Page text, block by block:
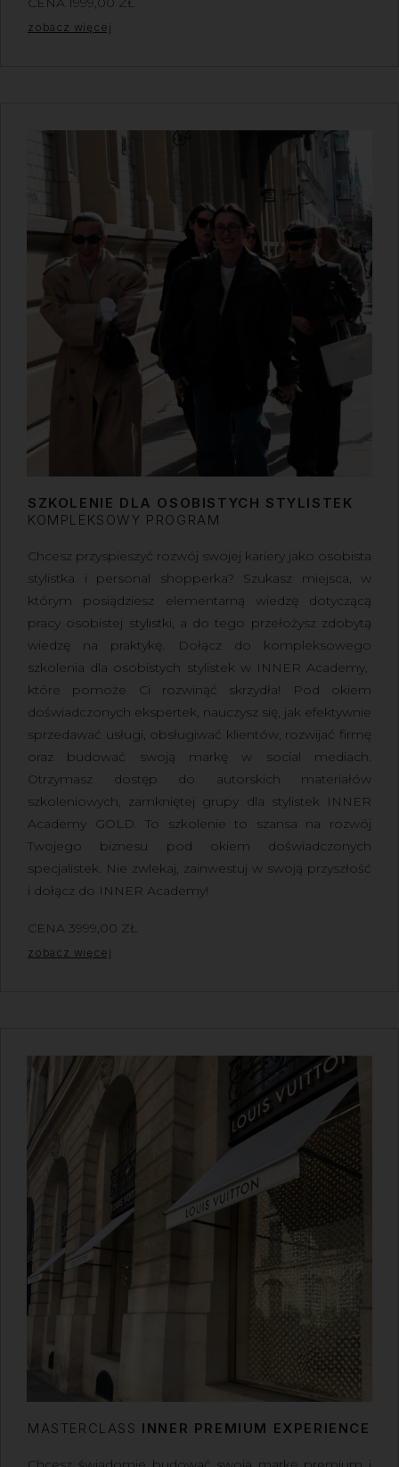
zobacz więcej
SZKOLENIE DLA OSOBISTYCH STYLISTEK
KOMPLEKSOWY PROGRAM
Chcesz przyspieszyć rozwój swojej kariery jako osobista
stylistka i personal shopperka? Szukasz miejsca, w
którym posiądziesz elementarną wiedzę dotyczącą
pracy osobistej stylistki, a do tego przełożysz zdobytą
wiedzę na praktykę. Dołącz do kompleksowego
szkolenia dla osobistych stylistek w INNER Academy,
które pomoże Ci rozwinąć skrzydła! Pod okiem
doświadczonych ekspertek, nauczysz się, jak efektywnie
sprzedawać usługi, obsługiwać klientów, rozwijać firmę
oraz budować swoją markę w social mediach.
Otrzymasz dostęp do autorskich materiałów
szkoleniowych, zamkniętej grupy dla stylistek INNER
Academy GOLD. To szkolenie to szansa na rozwój
Twojego biznesu pod okiem doświadczonych
specjalistek. Nie zwlekaj, zainwestuj w swoją przyszłość
i dołącz do INNER Academy!
CENA 3999,00 ZŁ
zobacz więcej
MASTERCLASS INNER PREMIUM EXPERIENCE